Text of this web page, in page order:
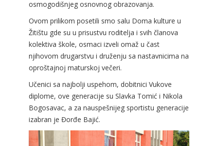
osmogodišnjeg osnovnog obrazovanja.
Ovom prilikom posetili smo salu Doma kulture u
Žitištu gde su u prisustvu roditelja i svih članova
kolektiva škole, osmaci izveli omaž u čast
njihovom drugarstvu i druženju sa nastavnicima na
oproštajnoj maturskoj večeri.
Učenici sa najbolji uspehom, dobitnici Vukove
diplome, ove generacije su Slavka Tomić i Nikola
Bogosavac, a za nauspešnijeg sportistu generacije
izabran je Đorđe Bajić.